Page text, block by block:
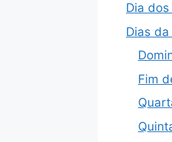
Dia dos
Dias
Fim